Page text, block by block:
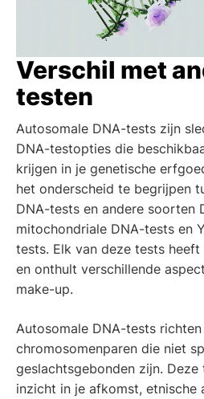
Verschil met
testen
Autosomale DNA-tests zijn
DNA-testopties die
krijgen in je genetische
het onderscheid te begrijpen
DNA-tests en andere soorten
mitochondriale DNA-tests en
tests. Elk van deze tests
en onthult verschillende
make-up.
Autosomale DNA-tests
chromosomenparen die niet
geslachtsgebonden zijn.
inzicht in je afkomst, etnische